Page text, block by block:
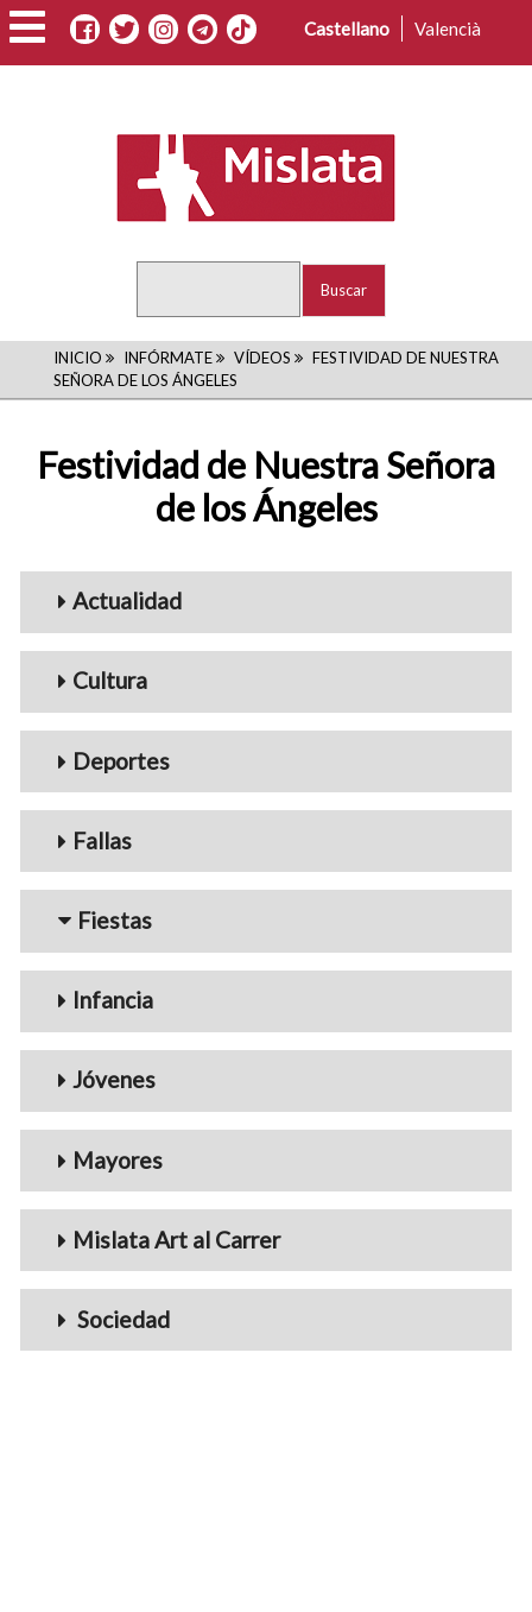
Pasar
al
contenido
Castellano Valencià
RUTA
DE
NAVEGACIÓN
INICIO INFÓRMATE VÍDEOS
FESTIVIDAD DE NUESTRA
SEÑORA DE LOS ÁNGELES
Festividad de Nuestra Señora
de los Ángeles
Menu_Videos
Actualidad
Cultura
Deportes
Fallas
Fiestas
Infancia
Jóvenes
Mayores
Mislata Art al Carrer
Sociedad